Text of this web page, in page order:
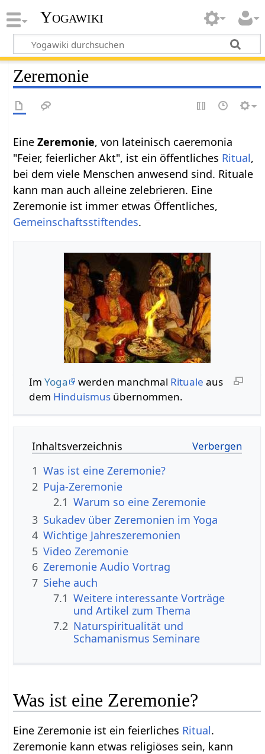
Yogawiki
Zeremonie
EineZeremonie, von lateinisch caeremonia
"Feier, feierlicher Akt", ist ein öffentliches Ritual,
bei dem viele Menschen anwesend sind. Rituale
kann man auch alleine zelebrieren. Eine
Zeremonie ist immer etwas Öffentliches,
Gemeinschaftsstiftendes.
Im Yoga werden manchmal Rituale aus
dem Hinduismusübernommen.
Inhaltsverzeichnis
1 Was ist eine Zeremonie?
2 Puja-Zeremonie
2.1 Warum so eine Zeremonie
3 Sukadev über Zeremonien im Yoga
4 Wichtige Jahreszeremonien
5 Video Zeremonie
6 Zeremonie Audio Vortrag
7 Siehe auch
7.1 Weitere interessante Vorträge
und Artikel zum Thema
7.2 Naturspiritualität und
Schamanismus Seminare
Was ist eine Zeremonie?
Eine Zeremonie ist ein feierliches Ritual.
Zeremonie kann etwas religiöses sein, kann